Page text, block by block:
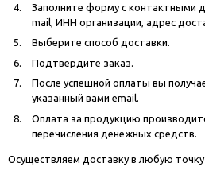
Заполните форму с контактными
mail, ИНН организации, адрес
Выберите способ доставки.
Подтвердите заказ.
После успешной оплаты вы
указанный вами email.
Оплата за продукцию
перечисления денежных средств.
Осуществляем доставку в любую точку